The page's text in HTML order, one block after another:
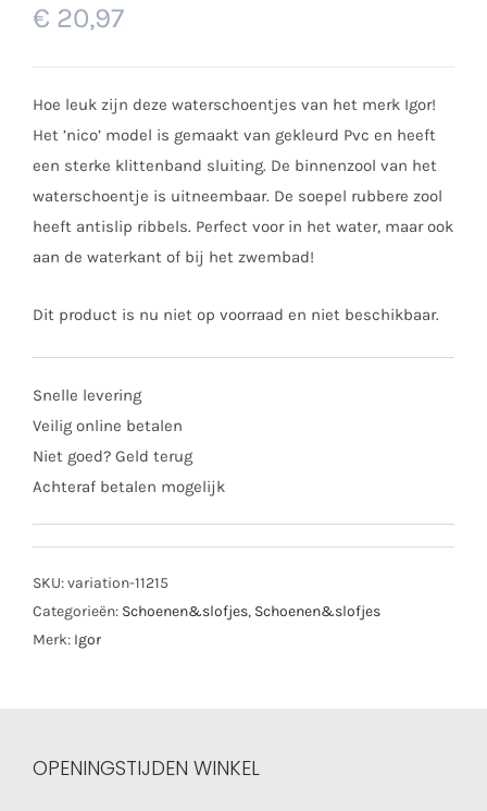
€ 20,97
Hoe leuk zijn deze waterschoentjes van het merk Igor!
Het ’nico’ model is gemaakt van gekleurd Pvc en heeft
een sterke klittenband sluiting. De binnenzool van het
waterschoentje is uitneembaar. De soepel rubbere zool
heeft antislip ribbels. Perfect voor in het water, maar ook
aan de waterkant of bij het zwembad!
Dit product is nu niet op voorraad en niet beschikbaar.
Snelle levering
Veilig online betalen
Niet goed? Geld terug
Achteraf betalen mogelijk
SKU:variation-11215
Categorieën: Schoenen&slofjes, Schoenen&slofjes
Merk: Igor
OPENINGSTIJDEN WINKEL